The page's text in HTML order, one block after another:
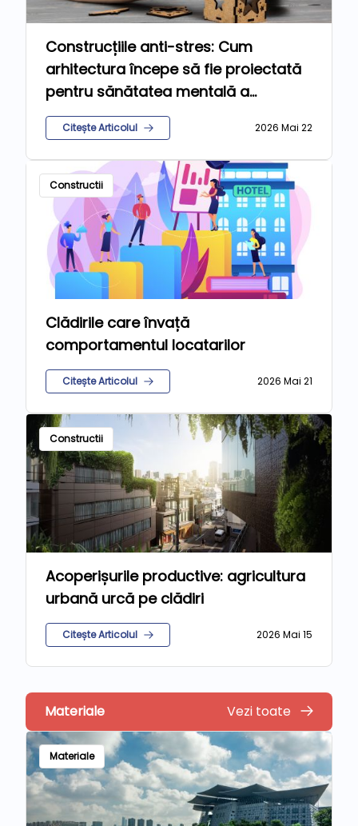
Construcțiile anti-stres: Cum
arhitectura începe să fie proiectată
pentru sănătatea mentală a
locuitorilor
Citește Articolul 2026 Mai 22
Constructii
Clădirile care învață
comportamentul locatarilor
Citește Articolul 2026 Mai 21
Constructii
Acoperișurile productive: agricultura
urbană urcă pe clădiri
Citește Articolul 2026 Mai 15
Materiale Vezi toate
Materiale